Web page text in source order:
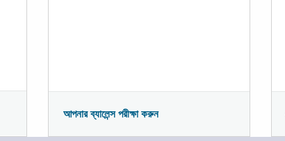
আপনার ব্যালেন্স পরীক্ষা করুন